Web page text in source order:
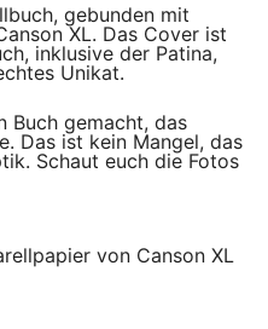
gebunden mit
XL. Das Cover ist
inklusive der Patina,
Unikat.
Buch gemacht, das
Das ist kein Mangel, das
Schaut euch die Fotos
von Canson XL